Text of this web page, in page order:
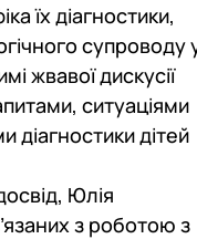
їх діагностики,
супроводу
жвавої дискусії
ситуаціями
діагностики дітей
Юлія
з роботою з